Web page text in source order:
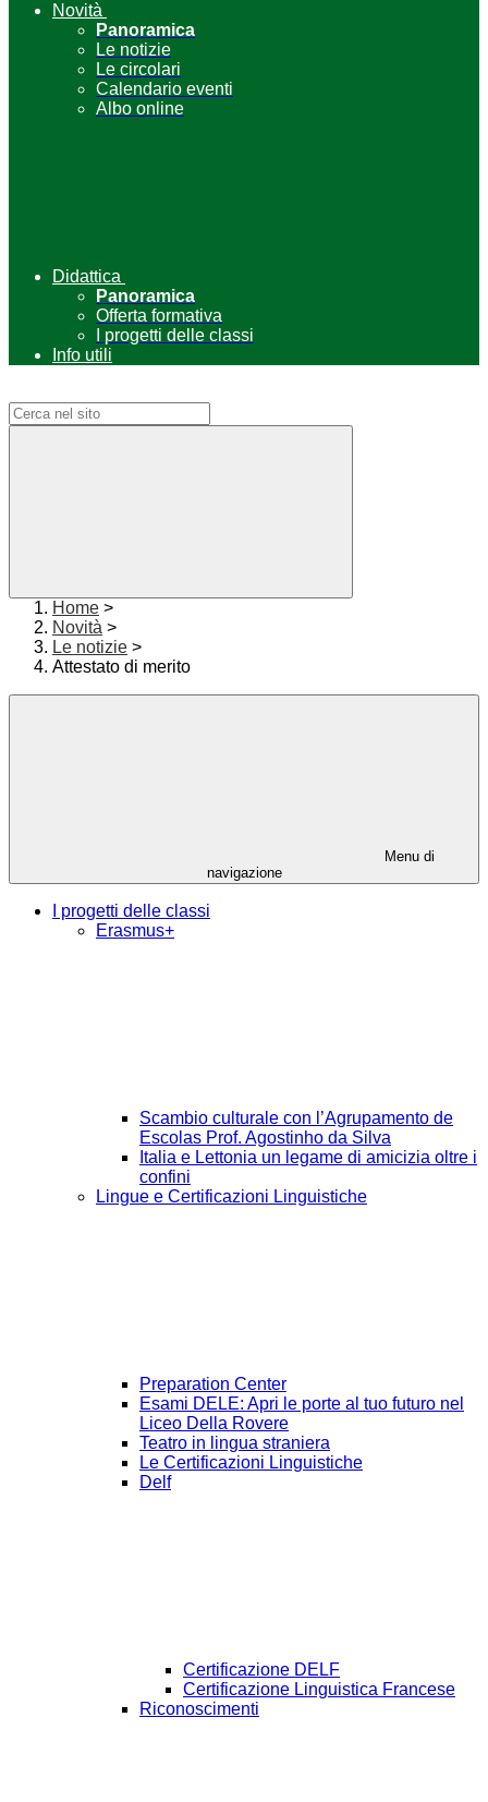
Novità
Panoramica
Le notizie
Le circolari
Calendario eventi
Albo online
Didattica
Panoramica
Offerta formativa
I progetti delle classi
Info utili
Home >
Novità >
Le notizie >
Attestato di merito
Menu di
navigazione
I progetti delle classi
Erasmus+
Scambio culturale con l’Agrupamento de
Escolas Prof. Agostinho da Silva
Italia e Lettonia un legame di amicizia oltre i
confini
Lingue e Certificazioni Linguistiche
Preparation Center
Esami DELE: Apri le porte al tuo futuro nel
Liceo Della Rovere
Teatro in lingua straniera
Le Certificazioni Linguistiche
Delf
Certificazione DELF
Certificazione Linguistica Francese
Riconoscimenti